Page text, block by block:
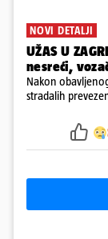
NOVI DETALJI
UŽAS U
nesreći,
Nakon
stradalih
policija nastavlja